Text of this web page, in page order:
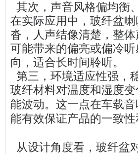
其次，声音风格偏均衡
在实际应用中，玻纤盆
沓，人声结像清楚，整
可能带来的偏亮或偏冷
向，适合长时间聆听。
第三，环境适应性强，
玻纤材料对温度和湿度
能波动。这一点在车载
能有效保证产品的一致性
从设计角度看，玻纤盆